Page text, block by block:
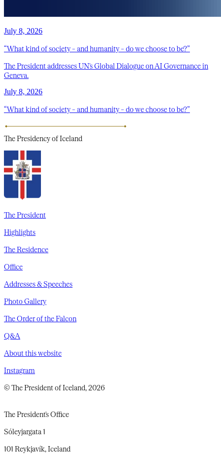
July 8, 2026
“What kind of society – and humanity – do we choose to be?”
The President addresses UN's Global Dialogue on AI Governance in
Geneva.
July 8, 2026
“What kind of society – and humanity – do we choose to be?”
The Presidencyof Iceland
The President
Highlights
The Residence
Office
Addresses & Speeches
Photo Gallery
The Order of the Falcon
Q&A
About this website
Instagram
© The President of Iceland, 2026
The President's Office
Sóleyjargata 1
101 Reykjavík, Iceland